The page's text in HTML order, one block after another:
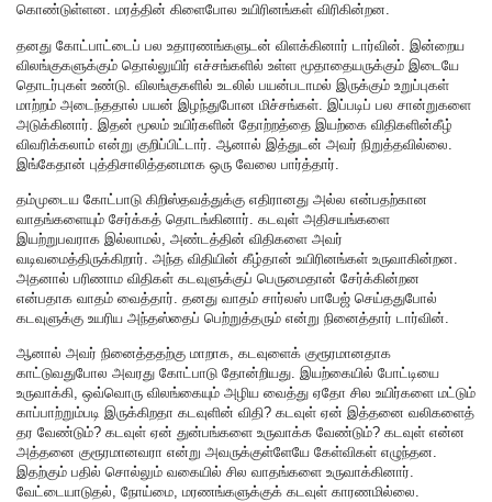
கொண்டுள்ளன. மரத்தின் கிளைபோல உயிரினங்கள் விரிகின்றன.
தனது கோட்பாட்டைப் பல உதாரணங்களுடன் விளக்கினார் டார்வின். இன்றைய
விலங்குகளுக்கும் தொல்லுயிர் எச்சங்களில் உள்ள மூதாதையருக்கும் இடையே
தொடர்புகள் உண்டு. விலங்குகளில் உடலில் பயன்படாமல் இருக்கும் உறுப்புகள்
மாற்றம் அடைந்ததால் பயன் இழந்துபோன மிச்சங்கள். இப்படிப் பல சான்றுகளை
அடுக்கினார். இதன் மூலம் உயிர்களின் தோற்றத்தை இயற்கை விதிகளின்கீழ்
விவரிக்கலாம் என்று குறிப்பிட்டார். ஆனால் இத்துடன் அவர் நிறுத்தவில்லை.
இங்கேதான் புத்திசாலித்தனமாக ஒரு வேலை பார்த்தார்.
தம்முடைய கோட்பாடு கிறிஸ்தவத்துக்கு எதிரானது அல்ல என்பதற்கான
வாதங்களையும் சேர்க்கத் தொடங்கினார். கடவுள் அதிசயங்களை
இயற்றுபவராக இல்லாமல், அண்டத்தின் விதிகளை அவர்
வடிவமைத்திருக்கிறார். அந்த விதியின் கீழ்தான் உயிரினங்கள் உருவாகின்றன.
அதனால் பரிணாம விதிகள் கடவுளுக்குப் பெருமைதான் சேர்க்கின்றன
என்பதாக வாதம் வைத்தார். தனது வாதம் சார்லஸ் பாபேஜ் செய்ததுபோல்
கடவுளுக்கு உயரிய அந்தஸ்தைப் பெற்றுத்தரும் என்று நினைத்தார் டார்வின்.
ஆனால் அவர் நினைத்ததற்கு மாறாக, கடவுளைக் குரூரமானதாக
காட்டுவதுபோல அவரது கோட்பாடு தோன்றியது. இயற்கையில் போட்டியை
உருவாக்கி, ஒவ்வொரு விலங்கையும் அழிய வைத்து ஏதோ சில உயிர்களை மட்டும்
காப்பாற்றும்படி இருக்கிறதா கடவுளின் விதி? கடவுள் ஏன் இத்தனை வலிகளைத்
தர வேண்டும்? கடவுள் ஏன் துன்பங்களை உருவாக்க வேண்டும்? கடவுள் என்ன
அத்தனை குரூரமானவரா என்று அவருக்குள்ளேயே கேள்விகள் எழுந்தன.
இதற்கும் பதில் சொல்லும் வகையில் சில வாதங்களை உருவாக்கினார்.
வேட்டையாடுதல், நோய்மை, மரணங்களுக்குக் கடவுள் காரணமில்லை.